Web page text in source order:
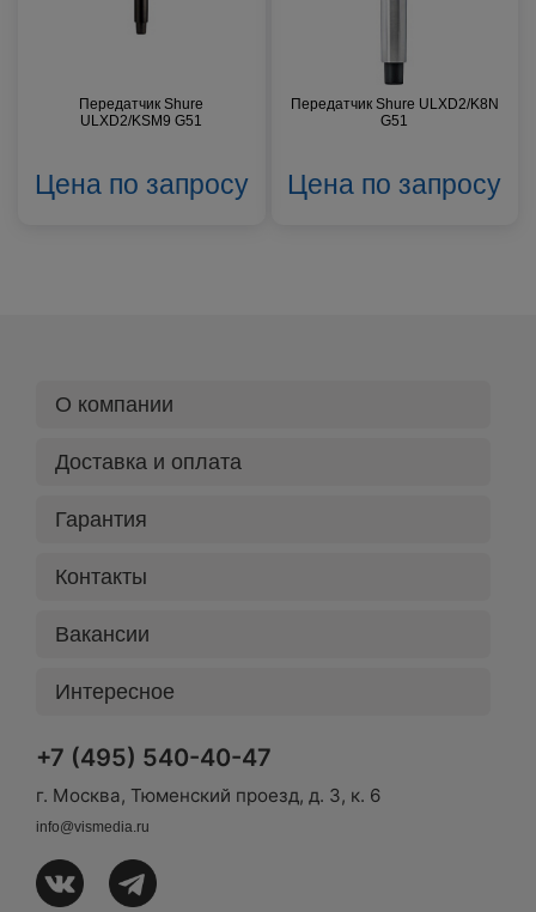
Передатчик Shure
ULXD2/KSM9 G51
Цена по запросу
Передатчик Shure ULXD2/K8N
G51
Цена по запросу
О компании
Доставка и оплата
Гарантия
Контакты
Вакансии
Интересное
+7 (495) 540-40-47
г. Москва, Тюменский проезд, д. 3, к. 6
info@vismedia.ru